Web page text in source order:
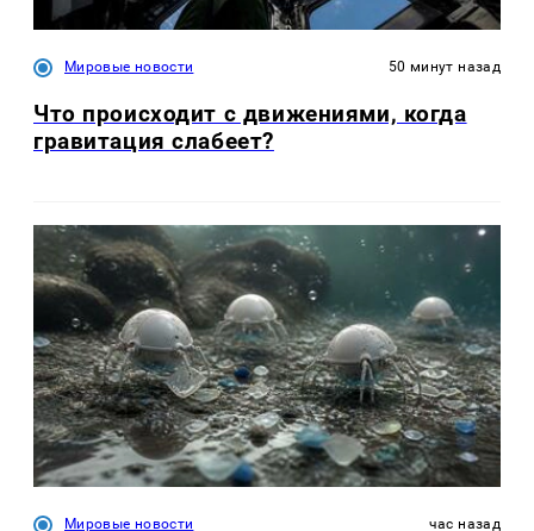
Мировые новости 50 минут назад
Что происходит с движениями, когда
гравитация слабеет?
Мировые новости час назад